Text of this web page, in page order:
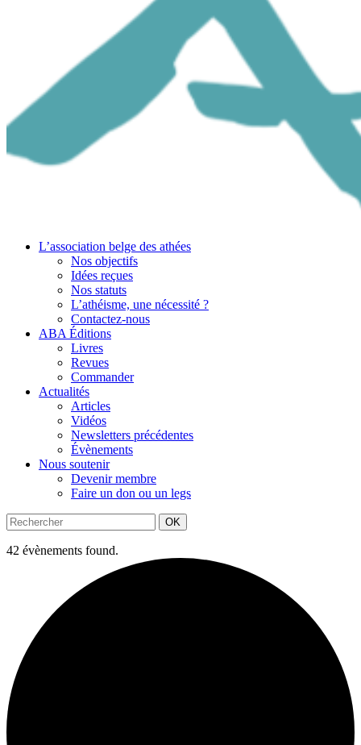
L’association belge des athées
Nos objectifs
Idées reçues
Nos statuts
L’athéisme, une nécessité ?
Contactez-nous
ABA Éditions
Livres
Revues
Commander
Actualités
Articles
Vidéos
Newsletters précédentes
Évènements
Nous soutenir
Devenir membre
Faire un don ou un legs
OK
42 évènements found.